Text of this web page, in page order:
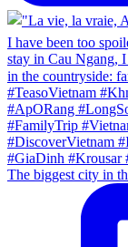
The biggest city in